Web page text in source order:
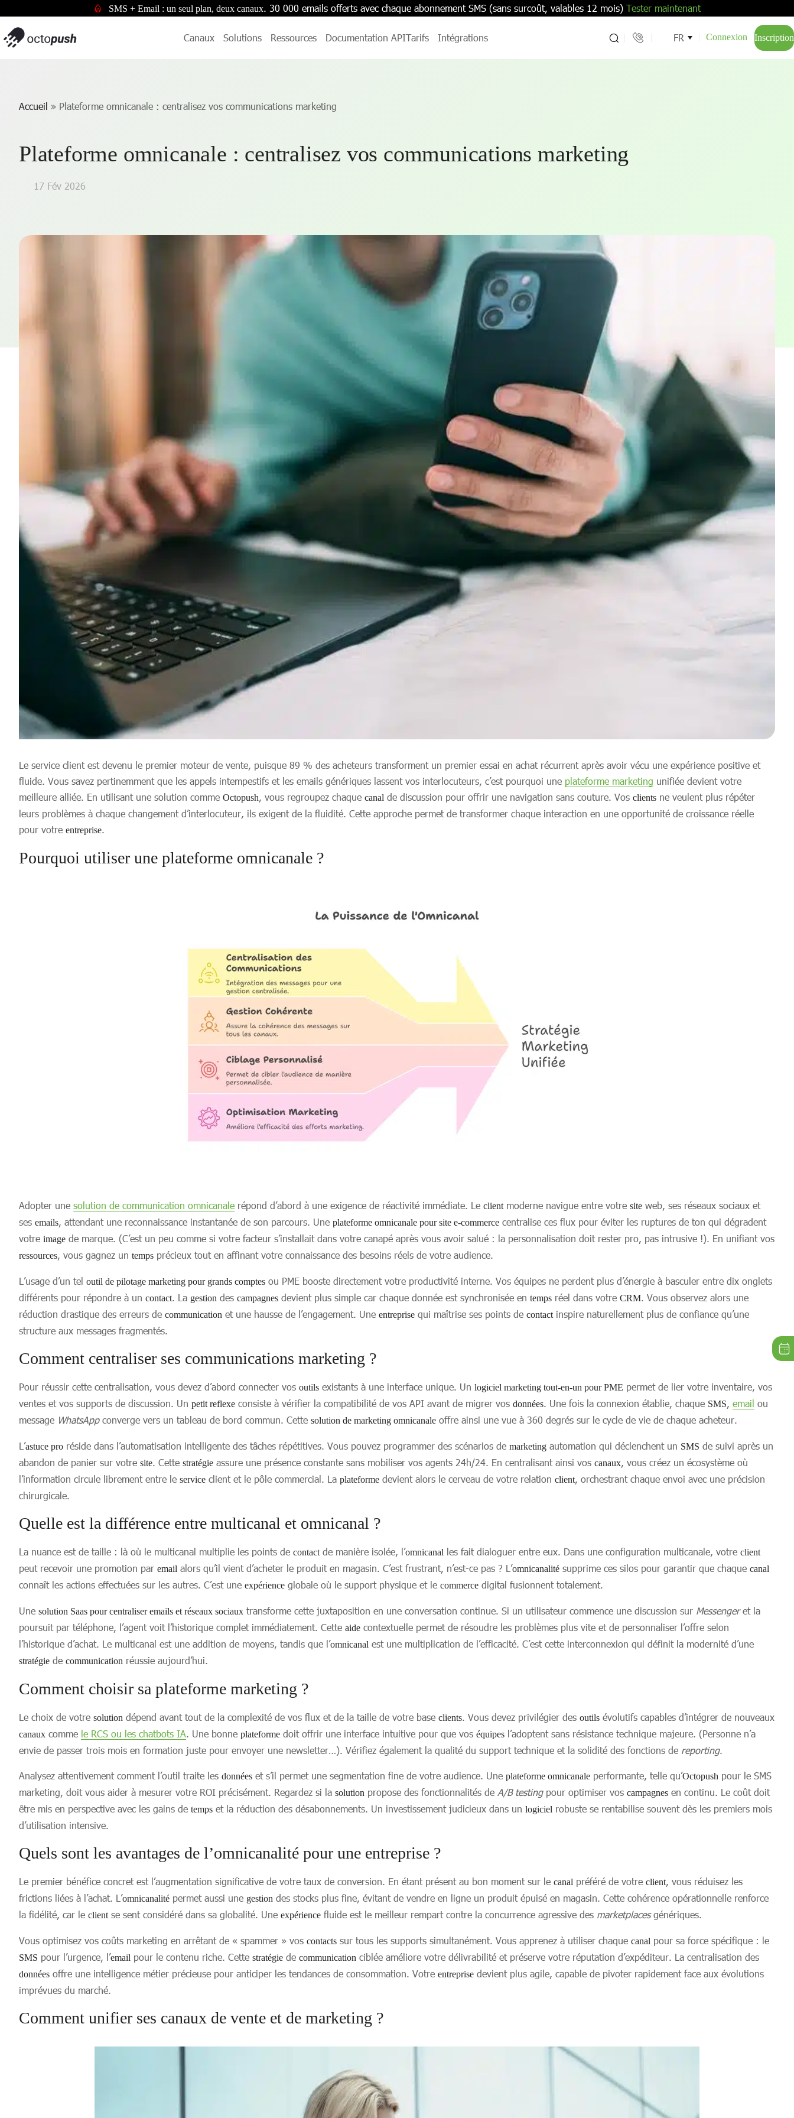
SMS + Email : un seul plan, deux canaux. 30 000 emails offerts avec chaque abonnement SMS (sans surcoût, valables 12 mois) Tester maintenant
Canaux Solutions Ressources Documentation APITarifs Intégrations FR Connexion Inscription
Accueil » Plateforme omnicanale : centralisez vos communications marketing
Plateforme omnicanale : centralisez vos communications marketing
17 Fév 2026
Le service client est devenu le premier moteur de vente, puisque 89 % des acheteurs transforment un premier essai en achat récurrent après avoir vécu une expérience positive et
fluide. Vous savez pertinemment que les appels intempestifs et les emails génériques lassent vos interlocuteurs, c’est pourquoi une plateforme marketing unifiée devient votre
meilleure alliée. En utilisant une solution comme Octopush , vous regroupez chaque canal de discussion pour offrir une navigation sans couture. Vos clients ne veulent plus répéter
leurs problèmes à chaque changement d’interlocuteur, ils exigent de la fluidité. Cette approche permet de transformer chaque interaction en une opportunité de croissance réelle
pour votre entreprise
Pourquoi utiliser une plateforme omnicanale ?
Adopter une solution de communication omnicanale répond d’abord à une exigence de réactivité immédiate. Le client moderne navigue entre votre site web, ses réseaux sociaux et
ses emails , attendant une reconnaissance instantanée de son parcours. Une plateforme omnicanale pour site e-commerce centralise ces flux pour éviter les ruptures de ton qui dégradent
votre image de marque. (C’est un peu comme si votre facteur s’installait dans votre canapé après vous avoir salué : la personnalisation doit rester pro, pas intrusive !). En unifiant vos
ressources , vous gagnez un temps précieux tout en affinant votre connaissance des besoins réels de votre audience.
L’usage d’un tel outil de pilotage marketing pour grands comptes ou PME booste directement votre productivité interne. Vos équipes ne perdent plus d’énergie à basculer entre dix onglets
différents pour répondre à un contact . La gestion des campagnes devient plus simple car chaque donnée est synchronisée en temps réel dans votre CRM . Vous observez alors une
réduction drastique des erreurs de communication et une hausse de l’engagement. Une entreprise qui maîtrise ses points de contact inspire naturellement plus de confiance qu’une
structure aux messages fragmentés.
Comment centraliser ses communications marketing ?
Pour réussir cette centralisation, vous devez d’abord connecter vos outils existants à une interface unique. Un logiciel marketing tout-en-un pour PME permet de lier votre inventaire, vos
ventes et vos supports de discussion. Un petit reflexe consiste à vérifier la compatibilité de vos API avant de migrer vos données . Une fois la connexion établie, chaque SMS email ou
message WhatsAppconverge vers un tableau de bord commun. Cette solution de marketing omnicanale offre ainsi une vue à 360 degrés sur le cycle de vie de chaque acheteur.
L’astuce pro réside dans l’automatisation intelligente des tâches répétitives. Vous pouvez programmer des scénarios de marketing automation qui déclenchent un SMS de suivi après un
abandon de panier sur votre site . Cette stratégie assure une présence constante sans mobiliser vos agents 24h/24. En centralisant ainsi vos canaux , vous créez un écosystème où
l’information circule librement entre le service client et le pôle commercial. La plateforme devient alors le cerveau de votre relation client , orchestrant chaque envoi avec une précision
chirurgicale.
Quelle est la différence entre multicanal et omnicanal ?
La nuance est de taille : là où le multicanal multiplie les points de contact de manière isolée, l’omnicanal les fait dialoguer entre eux. Dans une configuration multicanale, votre client
peut recevoir une promotion par email alors qu’il vient d’acheter le produit en magasin. C’est frustrant, n’est-ce pas ? L’omnicanalité supprime ces silos pour garantir que chaque canal
connaît les actions effectuées sur les autres. C’est une expérience globale où le support physique et le commerce digital fusionnent totalement.
Une solution Saas pour centraliser emails et réseaux sociaux transforme cette juxtaposition en une conversation continue. Si un utilisateur commence une discussion sur Messengeret la
poursuit par téléphone, l’agent voit l’historique complet immédiatement. Cette aide contextuelle permet de résoudre les problèmes plus vite et de personnaliser l’offre selon
l’historique d’achat. Le multicanal est une addition de moyens, tandis que l’omnicanal est une multiplication de l’efficacité. C’est cette interconnexion qui définit la modernité d’une
stratégie de communication réussie aujourd’hui.
Comment choisir sa plateforme marketing ?
Le choix de votre solution dépend avant tout de la complexité de vos flux et de la taille de votre base clients . Vous devez privilégier des outils évolutifs capables d’intégrer de nouveaux
canaux comme le RCS ou les chatbots IA . Une bonne plateforme doit offrir une interface intuitive pour que vos équipes l’adoptent sans résistance technique majeure. (Personne n’a
envie de passer trois mois en formation juste pour envoyer une newsletter…). Vérifiez également la qualité du support technique et la solidité des fonctions de reporting.
Analysez attentivement comment l’outil traite les données et s’il permet une segmentation fine de votre audience. Une plateforme omnicanale performante, telle qu’Octopush pour le SMS
marketing, doit vous aider à mesurer votre ROI précisément. Regardez si la solution propose des fonctionnalités de A/B testingpour optimiser vos campagnes en continu. Le coût doit
être mis en perspective avec les gains de temps et la réduction des désabonnements. Un investissement judicieux dans un logiciel robuste se rentabilise souvent dès les premiers mois
d’utilisation intensive.
Quels sont les avantages de l’omnicanalité pour une entreprise ?
Le premier bénéfice concret est l’augmentation significative de votre taux de conversion. En étant présent au bon moment sur le canal préféré de votre client , vous réduisez les
frictions liées à l’achat. L’omnicanalité permet aussi une gestion des stocks plus fine, évitant de vendre en ligne un produit épuisé en magasin. Cette cohérence opérationnelle renforce
la fidélité, car le client se sent considéré dans sa globalité. Une expérience fluide est le meilleur rempart contre la concurrence agressive des marketplacesgénériques.
Vous optimisez vos coûts marketing en arrêtant de « spammer » vos contacts sur tous les supports simultanément. Vous apprenez à utiliser chaque canal pour sa force spécifique : le
SMS pour l’urgence, l’email pour le contenu riche. Cette stratégie de communication ciblée améliore votre délivrabilité et préserve votre réputation d’expéditeur. La centralisation des
données offre une intelligence métier précieuse pour anticiper les tendances de consommation. Votre entreprise devient plus agile, capable de pivoter rapidement face aux évolutions
imprévues du marché.
Comment unifier ses canaux de vente et de marketing ?